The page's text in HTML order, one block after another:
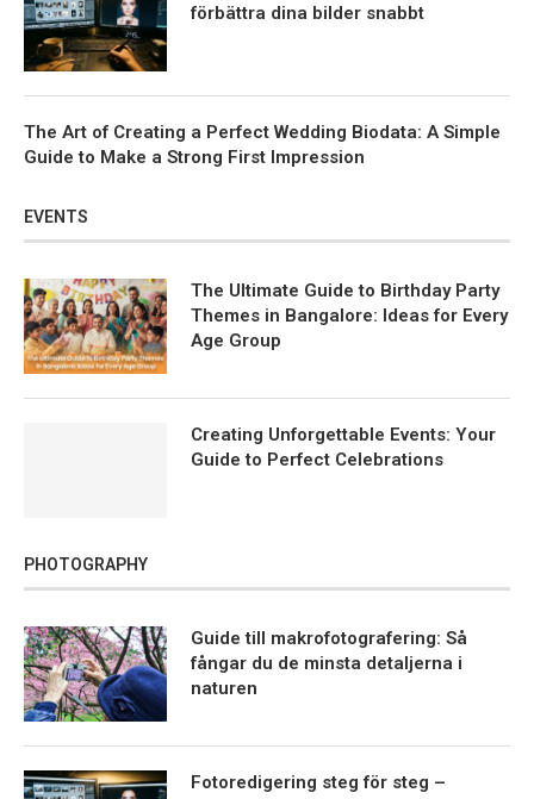
förbättra dina bilder snabbt
The Art of Creating a Perfect Wedding Biodata: A Simple
Guide to Make a Strong First Impression
EVENTS
The Ultimate Guide to Birthday Party
Themes in Bangalore: Ideas for Every
Age Group
Creating Unforgettable Events: Your
Guide to Perfect Celebrations
PHOTOGRAPHY
Guide till makrofotografering: Så
fångar du de minsta detaljerna i
naturen
Fotoredigering steg för steg –